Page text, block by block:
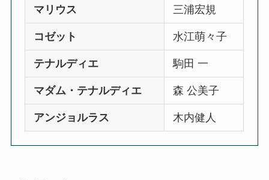
マリウス 三浦宏規
コゼット 水江萌々子
テナルディエ 駒田 一
マダム・テナルディエ 森 公美子
アンジョルラス 木内健人